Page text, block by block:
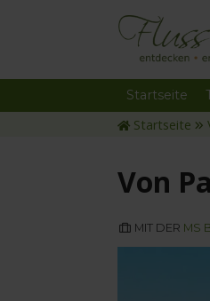
Startseite
Startseite
Von
MIT DER MS